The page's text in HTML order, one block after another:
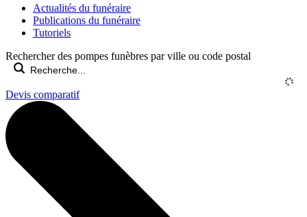
Actualités du funéraire
Publications du funéraire
Tutoriels
Rechercher des pompes funèbres par ville ou code postal
Devis comparatif